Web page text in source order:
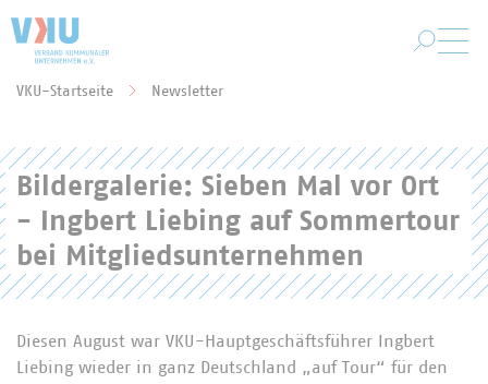
VKU-Startseite Newsletter
Bildergalerie: Sieben Mal vor Ort
- Ingbert Liebing auf Sommertour
bei Mitgliedsunternehmen
Diesen August war VKU-Hauptgeschäftsführer Ingbert
Liebing wieder in ganz Deutschland „auf Tour“ für den